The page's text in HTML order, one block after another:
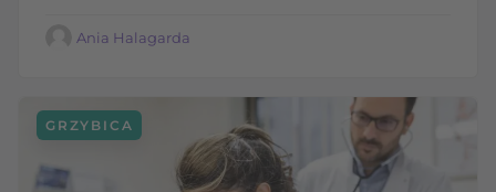
Ania Halagarda
GRZYBICA